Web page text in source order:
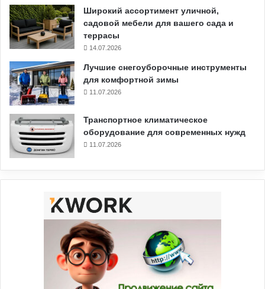
Широкий ассортимент уличной,
садовой мебели для вашего сада и
террасы
14.07.2026
Лучшие снегоуборочные инструменты
для комфортной зимы
11.07.2026
Транспортное климатическое
оборудование для современных нужд
11.07.2026